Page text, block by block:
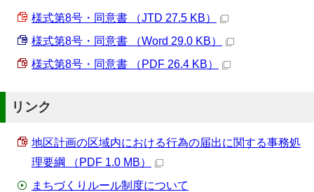
様式第8号・同意書 （JTD 27.5 KB）
様式第8号・同意書 （Word 29.0 KB）
様式第8号・同意書 （PDF 26.4 KB）
リンク
地区計画の区域内における行為の届出に関する事務処
理要綱 （PDF 1.0 MB）
まちづくりルール制度について